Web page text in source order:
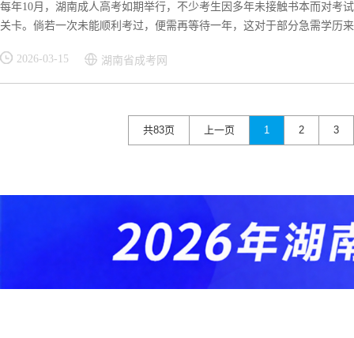
每年10月，湖南成人高考如期举行，不少考生因多年未接触书本而对考
关卡。倘若一次未能顺利考过，便需再等待一年，这对于部分急需学历
2026-03-15 湖南省成考网
共83页 上一页 1 2 3